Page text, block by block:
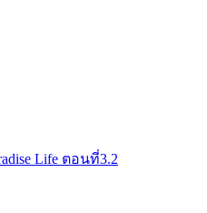
Life ตอนที่3.2